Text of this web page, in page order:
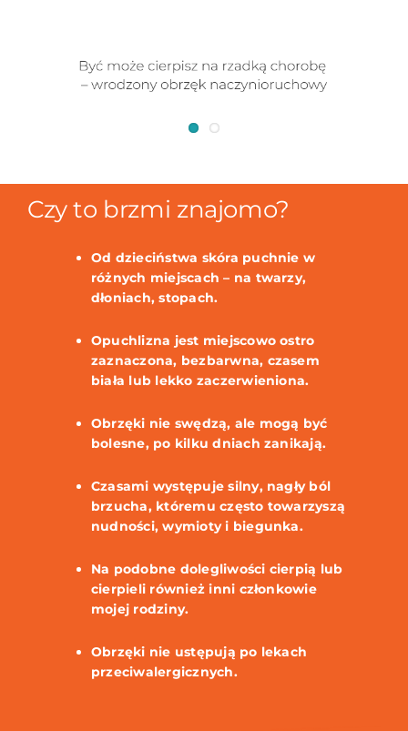
Czy to brzmi znajomo?
Od dzieciństwa skóra puchnie w
różnych miejscach – na twarzy,
dłoniach, stopach.
Opuchlizna jest miejscowo ostro
zaznaczona, bezbarwna, czasem
biała lub lekko zaczerwieniona.
Obrzęki nie swędzą, ale mogą być
bolesne, po kilku dniach zanikają.
Czasami występuje silny, nagły ból
brzucha, któremu często towarzyszą
nudności, wymioty i biegunka.
Na podobne dolegliwości cierpią lub
cierpieli również inni członkowie
mojej rodziny.
Obrzęki nie ustępują po lekach
przeciwalergicznych.